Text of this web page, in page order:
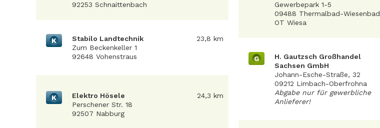
92253 Schnaittenbach
K
Stabilo Landtechnik
Zum Beckenkeller 1
92648 Vohenstraus
23,8 km
K
Elektro Hösele
Perschener Str. 18
92507 Nabburg
24,3 km
Gewerbepark 1-5
09488 Thermalbad-Wiesenbad
OT Wiesa
G
H. Gautzsch Großhandel
Sachsen GmbH
Johann-Esche-Straße, 32
09212 Limbach-Oberfrohna
Abgabe nur für gewerbliche
Anlieferer!